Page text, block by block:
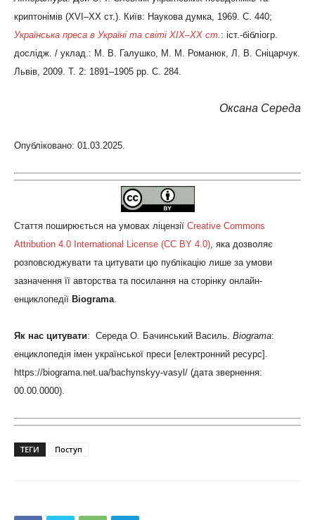
криптонімів (XVI–XX ст.). Київ: Наукова думка, 1969. С. 440;
Українська преса в Україні та світі ХІХ–ХХ ст. : іст.-бібліогр.
дослідж. / уклад.: М. В. Галушко, М. М. Романюк, Л. В. Сніцарчук.
Львів, 2009. Т. 2: 1891–1905 рр. С. 284.
Оксана Середа
Опубліковано: 01.03.2025.
Стаття поширюється на умовах ліцензії Creative Commons
Attribution 4.0 International License (CC BY 4.0), яка дозволяє
розповсюджувати та цитувати цю публікацію лише за умови
зазначення її авторства та посилання на сторінку онлайн-
енциклопедії Biograma.
Як нас цитувати: Середа О. Бачинський Василь. Biograma:
енциклопедія імен української преси [електронний ресурс].
https://biograma.net.ua/bachynskyy-vasyl/ (дата звернення:
00.00.0000).
ТЕГИ Поступ